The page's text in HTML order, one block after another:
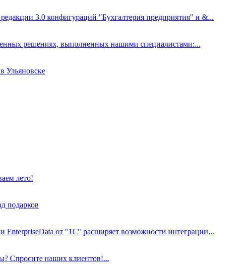
3.0 конфигураций "Бухгалтерия предприятия" и &...
решениях, выполненных нашими специалистами:...
Ульяновске
лето!
подарков
от "1С" расширяет возможности интеграции...
Спросите наших клиентов!...